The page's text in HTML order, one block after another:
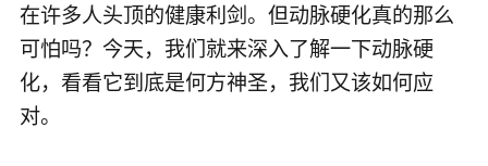
在许多人头顶的健康利剑。但动脉硬化真的那么
可怕吗？今天，我们就来深入了解一下动脉硬
化，看看它到底是何方神圣，我们又该如何应
对。